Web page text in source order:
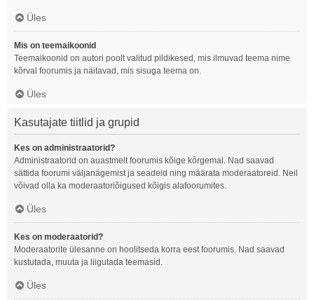
Üles
Mis on teemaikoonid
Teemaikoonid on autori poolt valitud pildikesed, mis ilmuvad teema nime
kõrval foorumis ja näitavad, mis sisuga teema on.
Üles
Kasutajate tiitlid ja grupid
Kes on administraatorid?
Administraatorid on auastmelt foorumis kõige kõrgemal. Nad saavad
sättida foorumi väljanägemist ja seadeid ning määrata moderaatoreid. Neil
võivad olla ka moderaatoriõigused kõigis alafoorumites.
Üles
Kes on moderaatorid?
Moderaatorite ülesanne on hoolitseda korra eest foorumis. Nad saavad
kustutada, muuta ja liigutada teemasid.
Üles